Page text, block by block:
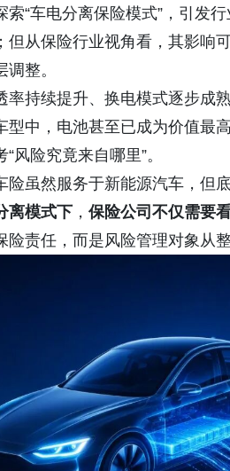
索“车电分离保险模式”，引发
但从保险行业视角看，其影响
整。
率持续提升、换电模式逐步成
型中，电池甚至已成为价值最
风险究竟来自哪里”。
险虽然服务于新能源汽车，但
离模式下 ， 保险公司不仅需要
险责任，而是风险管理对象从